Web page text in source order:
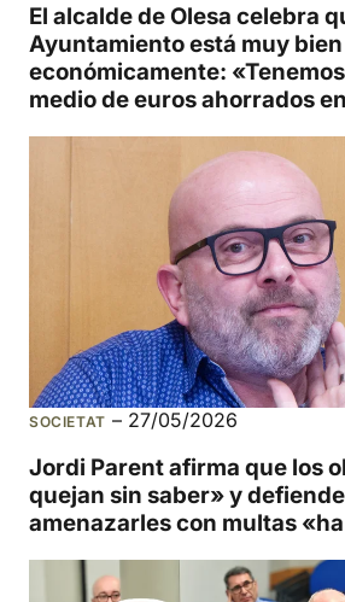
El alcalde de Olesa celebra
Ayuntamiento está muy bien
económicamente:
medio de euros ahorrados
SOCIETAT – 27/05/2026
Jordi Parent afirma que los
quejan sin saber» y
amenazarles con multas